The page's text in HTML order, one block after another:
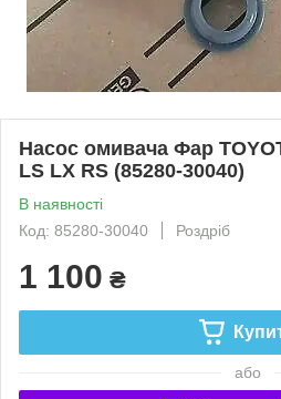
Насос омивача Фар
LS LX RS (85280-30040)
В наявності
Код: 85280-30040
Роздріб
1 100 ₴
або